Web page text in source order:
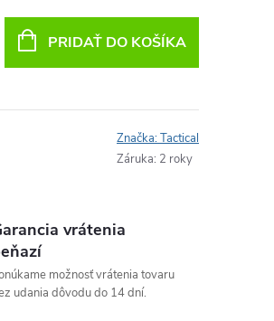
PRIDAŤ DO KOŠÍKA
Značka:Tactical
Záruka: 2 roky
vrátenia
možnosť vrátenia tovaru
udania dôvodu do 14 dní.